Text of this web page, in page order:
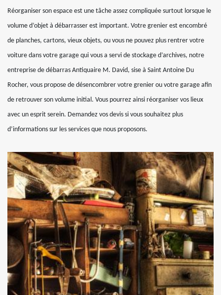
Réorganiser son espace est une tâche assez compliquée surtout lorsque le
volume d’objet à débarrasser est important. Votre grenier est encombré
de planches, cartons, vieux objets, ou vous ne pouvez plus rentrer votre
voiture dans votre garage qui vous a servi de stockage d’archives, notre
entreprise de débarras Antiquaire M. David, sise à Saint Antoine Du
Rocher, vous propose de désencombrer votre grenier ou votre garage afin
de retrouver son volume initial. Vous pourrez ainsi réorganiser vos lieux
avec un esprit serein. Demandez vos devis si vous souhaitez plus
d’informations sur les services que nous proposons.